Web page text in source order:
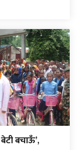
बेटी बचाऊँ’,